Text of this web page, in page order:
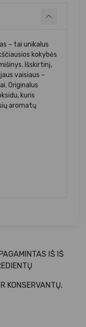
– tai unikalus
kokybės
Išskirtinį,
vaisiaus –
Originalus
kuris
aromatų
IŠ IŠ
IR KONSERVANTŲ,